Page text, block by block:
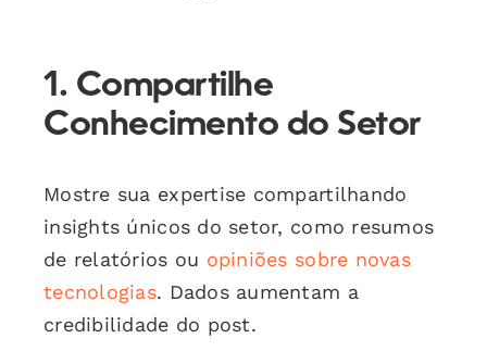
1. Compartilhe
Conhecimento do Setor
Mostre sua expertise compartilhando
insights únicos do setor, como resumos
de relatórios ou opiniões sobre novas
tecnologias. Dados aumentam a
credibilidade do post.